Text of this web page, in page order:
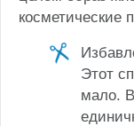
косметические
Этот
мало.